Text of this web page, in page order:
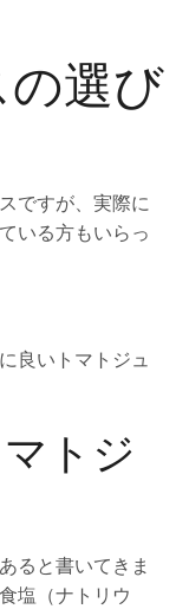
の選び
ですが、実際に
いる方もいらっ
良いトマトジュ
トジ
ると書いてきま
塩（ナトリウ